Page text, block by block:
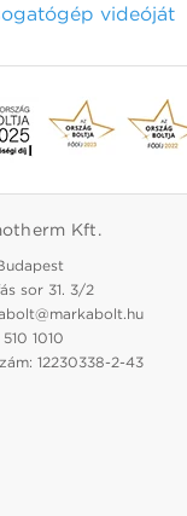
videóját
Kft.
sor 31. 3/2
1010
12230338-2-43